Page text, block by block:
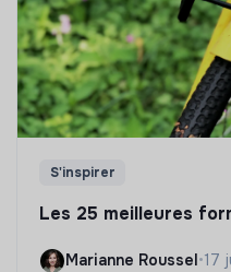
S'inspirer
Les 25 meilleures
Marianne Roussel •17